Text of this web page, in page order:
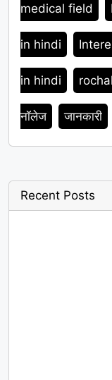
medical field
in hindi
in hindi
नॉलेज जानकारी
Recent Posts